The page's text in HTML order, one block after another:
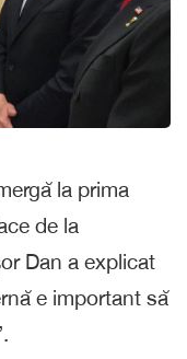
la prima
de la
Dan a explicat
e important să